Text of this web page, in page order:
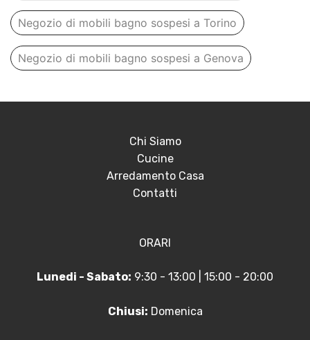
Negozio di mobili bagno sospesi a Torino
Negozio di mobili bagno sospesi a Genova
Chi Siamo
Cucine
Arredamento Casa
Contatti
ORARI
Lunedi - Sabato: 9:30 - 13:00 | 15:00 - 20:00
Chiusi: Domenica